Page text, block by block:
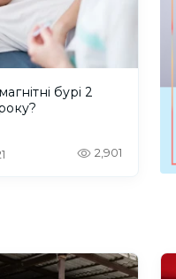
бурі 2
2,901